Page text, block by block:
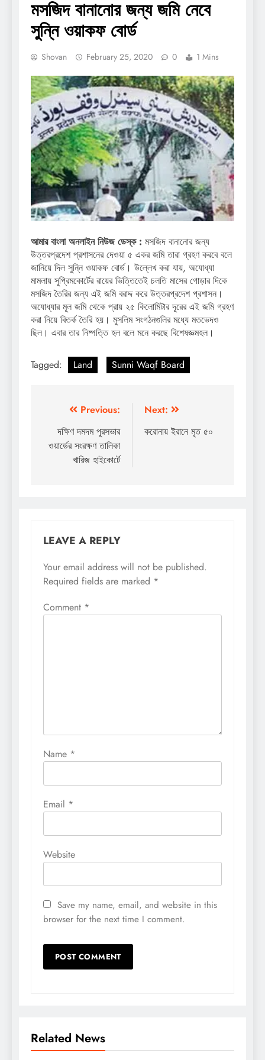
মসজিদ বানানোর জন্য জমি নেবে
সুন্নি ওয়াকফ বোর্ড
Shovan February 25, 2020 0 1 Mins
আমার বাংলা অনলাইন নিউজ ডেস্ক : মসজিদ বানানোর জন্য
উত্তরপ্রদেশ প্রশাসনের দেওয়া ৫ একর জমি তারা গ্রহণ করবে বলে
জানিয়ে দিল সুন্নি ওয়াকফ বোর্ড। উল্লেখ করা যায়, অযোধ্যা
মামলায় সুপ্রিমকোর্টের রায়ের ভিত্তিতেই চলতি মাসের গোড়ার দিকে
মসজিদ তৈরির জন্য এই জমি বরাদ্দ করে উত্তরপ্রদেশ প্রশাসন।
অযোধ্যার মূল জমি থেকে প্রায় ২৫ কিলোমিটার দূরের এই জমি গ্রহণ
করা নিয়ে বিতর্ক তৈরি হয়। মুসলিম সংগঠনগুলির মধ্যে মতভেদও
ছিল। এবার তার নিষ্পত্তি হল বলে মনে করছে বিশেষজ্ঞমহল।
Tagged: Land Sunni Waqf Board
navigation
Previous:
দক্ষিণ দমদম পুরসভার
ওয়ার্ডের সংরক্ষণ তালিকা
খারিজ হাইকোর্টে
Next:
করোনায় ইরানে মৃত ৫০
LEAVE A REPLY
Your email address will not be published.
Required fields are marked *
Comment *
Name *
Email *
Website
Save my name, email, and website in this
browser for the next time I comment.
Related News